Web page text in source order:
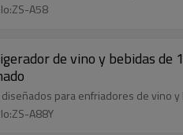
A58
de vino y bebidas de
diseñados para enfriadores de vino
A88Y